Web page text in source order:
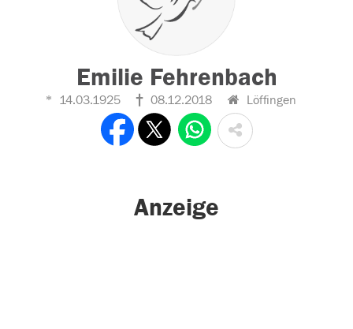
Emilie Fehrenbach
14.03.1925 08.12.2018 Löffingen
Anzeige